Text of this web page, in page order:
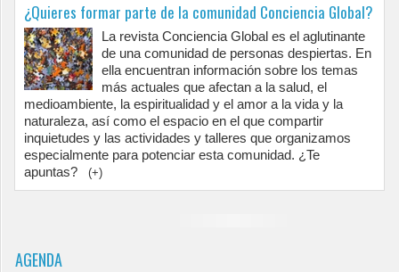
¿Quieres formar parte de la comunidad Conciencia Global?
La revista Conciencia Global es el aglutinante
de una comunidad de personas despiertas. En
ella encuentran información sobre los temas
más actuales que afectan a la salud, el
medioambiente, la espiritualidad y el amor a la vida y la
naturaleza, así como el espacio en el que compartir
inquietudes y las actividades y talleres que organizamos
especialmente para potenciar esta comunidad. ¿Te
apuntas?
(+)
AGENDA